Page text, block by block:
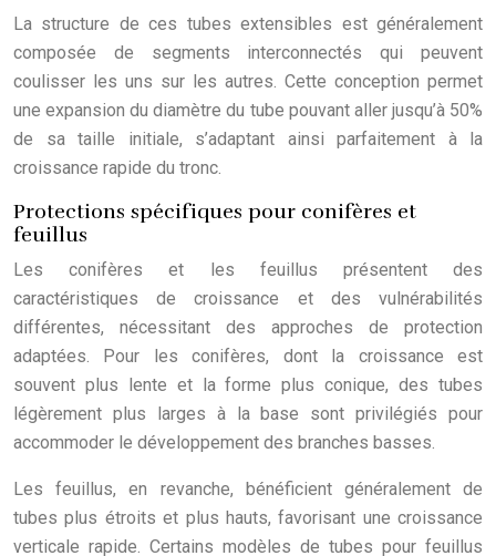
La structure de ces tubes extensibles est généralement
composée de segments interconnectés qui peuvent
coulisser les uns sur les autres. Cette conception permet
une expansion du diamètre du tube pouvant aller jusqu’à 50%
de sa taille initiale, s’adaptant ainsi parfaitement à la
croissance rapide du tronc.
Protections spécifiques pour conifères et
feuillus
Les conifères et les feuillus présentent des
caractéristiques de croissance et des vulnérabilités
différentes, nécessitant des approches de protection
adaptées. Pour les conifères, dont la croissance est
souvent plus lente et la forme plus conique, des tubes
légèrement plus larges à la base sont privilégiés pour
accommoder le développement des branches basses.
Les feuillus, en revanche, bénéficient généralement de
tubes plus étroits et plus hauts, favorisant une croissance
verticale rapide. Certains modèles de tubes pour feuillus